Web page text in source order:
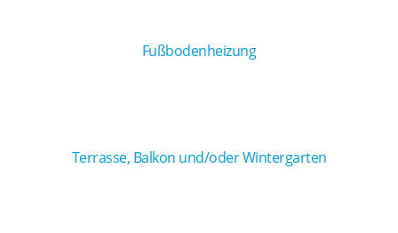
Fußbodenheizung
Terrasse, Balkon und/oder Wintergarten